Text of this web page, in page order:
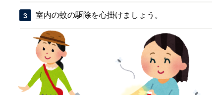
室内の蚊の駆除を心掛けましょう。